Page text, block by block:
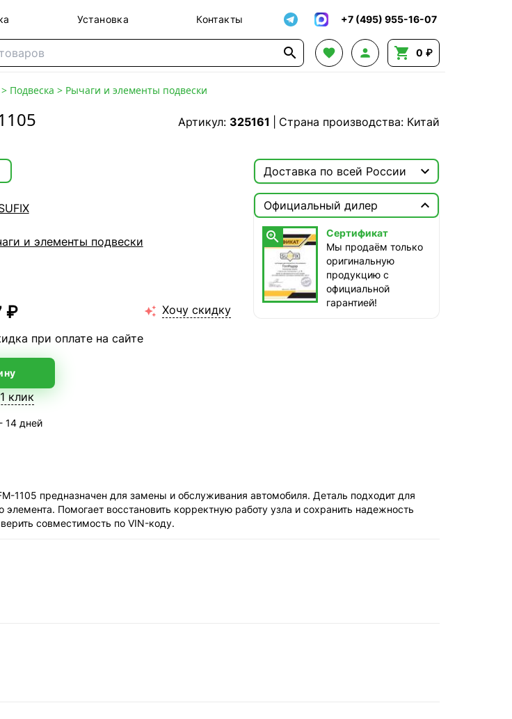
Установка Контакты +7 (495) 955-16-07
    0 ₽
> Подвеска > Рычаги и элементы подвески
Артикул: 325161
Страна производства: Китай
и элементы подвески
₽  Хочу скидку
при оплате на сайте
клик
14 дней
Доставка по всей России 
 Москва
ТопРадар — Курьер
сегодня, от 350 ₽
ТопРадар — Самовывоз
сегодня, бесплатно
наб. Бережковская, д. 20, стр. 19
Официальный дилер


Сертификат
Мы продаём только
оригинальную
продукцию с
официальной
гарантией!
1105 предназначен для замены и обслуживания автомобиля. Деталь подходит для
Помогает восстановить корректную работу узла и сохранить надежность
совместимость по VIN-коду.